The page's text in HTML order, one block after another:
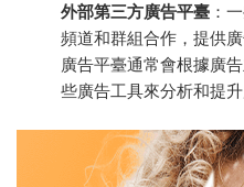
外部第三方廣告平臺 ：
頻道和群組合作，提供
廣告平臺通常會根據廣
些廣告工具來分析和提升